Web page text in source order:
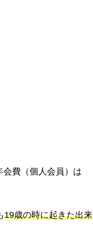
会費（個人会員）は
19歳の時に起きた出来